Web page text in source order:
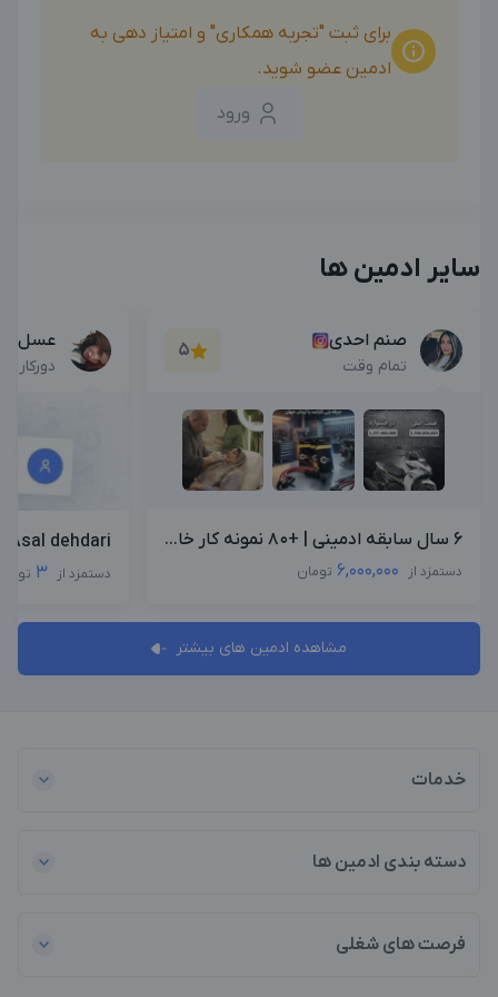
برای ثبت "تجربه همکاری" و امتیاز دهی به
ادمین عضو شوید.
ورود
سایر ادمین ها
صنم احدی
تمام وقت
5
6 سال سابقه ادمینی | +۸۰ نمونه کار خا...
دستمزد از 6,000,000 تومان
عسل
دورکاری
Asal dehdari
دستمزد از 3
مشاهده ادمین های بیشتر
خدمات
دسته بندی ادمین ها
فرصت های شغلی